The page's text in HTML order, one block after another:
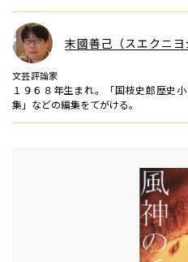
末國善己（スエクニヨ
文芸評論家
１９６８年生まれ。「国枝史郎歴史
集」などの編集をてがける。